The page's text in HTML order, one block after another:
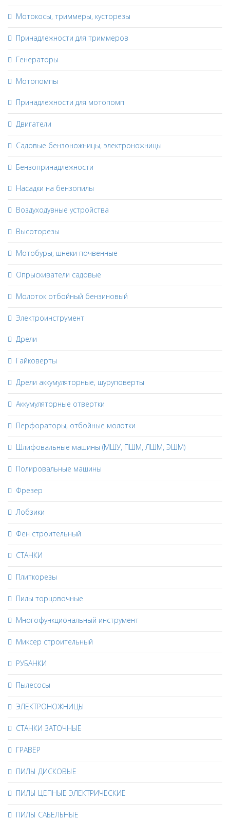
Мотокосы, триммеры, кусторезы
Принадлежности для триммеров
Генераторы
Мотопомпы
Принадлежности для мотопомп
Двигатели
Садовые бензоножницы, электроножницы
Бензопринадлежности
Насадки на бензопилы
Воздуходувные устройства
Высоторезы
Мотобуры, шнеки почвенные
Опрыскиватели садовые
Молоток отбойный бензиновый
Электроинструмент
Дрели
Гайковерты
Дрели аккумуляторные, шуруповерты
Аккумуляторные отвертки
Перфораторы, отбойные молотки
Шлифовальные машины (МШУ, ПШМ, ЛШМ, ЭШМ)
Полировальные машины
Фрезер
Лобзики
Фен строительный
СТАНКИ
Плиткорезы
Пилы торцовочные
Многофункциональный инструмент
Миксер строительный
РУБАНКИ
Пылесосы
ЭЛЕКТРОНОЖНИЦЫ
СТАНКИ ЗАТОЧНЫЕ
ГРАВЁР
ПИЛЫ ДИСКОВЫЕ
ПИЛЫ ЦЕПНЫЕ ЭЛЕКТРИЧЕСКИЕ
ПИЛЫ САБЕЛЬНЫЕ